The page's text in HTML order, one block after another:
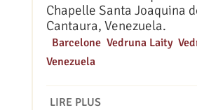
Chapelle Santa Joaquina
Cantaura, Venezuela.
Barcelone, Vedruna Laity,
Venezuela
LIRE PLUS